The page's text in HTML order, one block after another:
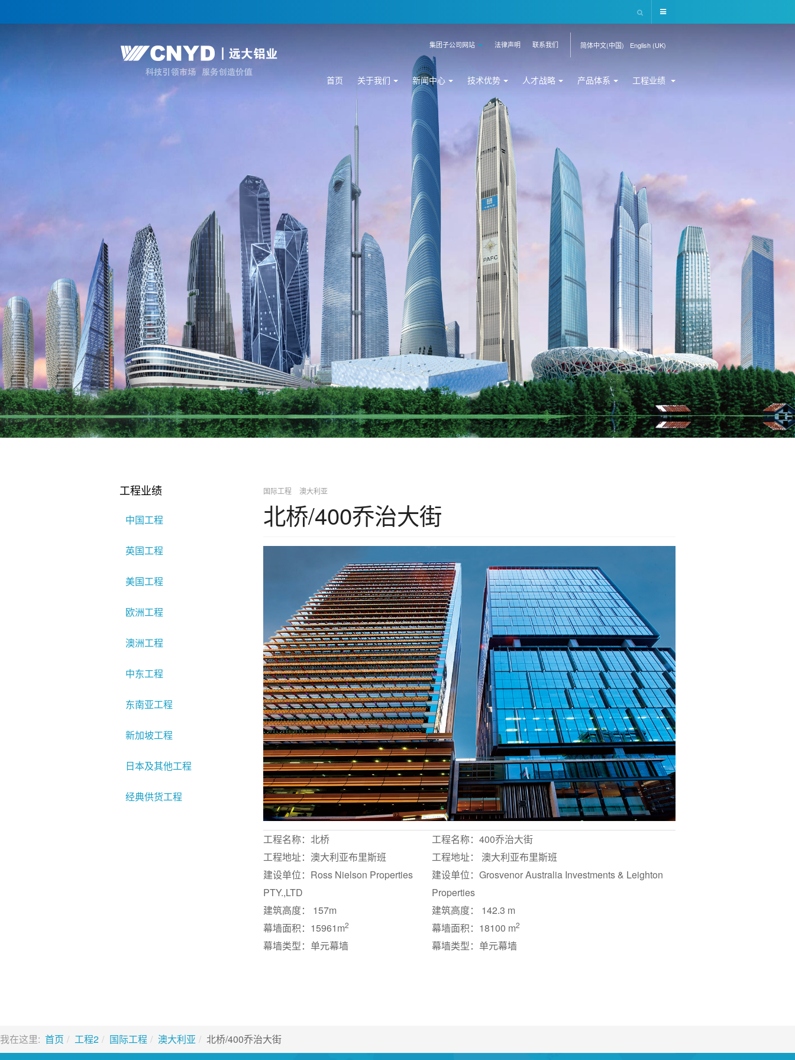
English (UK)
简体中文(中国)
联系我们
法律声明
集团子公司网站
首页 关于我们 新闻中心 技术优势 人才战略 产品体系 工程业绩
国际工程 澳大利亚
北桥/400乔治大街
工程名称：北桥
工程地址：澳大利亚布里斯班
建设单位：Ross Nielson Properties
PTY.,LTD
建筑高度： 157m
幕墙面积：15961m2
幕墙类型：单元幕墙
工程名称：400乔治大街
工程地址： 澳大利亚布里斯班
建设单位：Grosvenor Australia Investments & Leighton
Properties
建筑高度： 142.3 m
幕墙面积：18100 m2
幕墙类型：单元幕墙
工程业绩
中国工程
英国工程
美国工程
欧洲工程
澳洲工程
中东工程
东南亚工程
新加坡工程
日本及其他工程
经典供货工程
我在这里: 首页 工程2 国际工程 澳大利亚 北桥/400乔治大街